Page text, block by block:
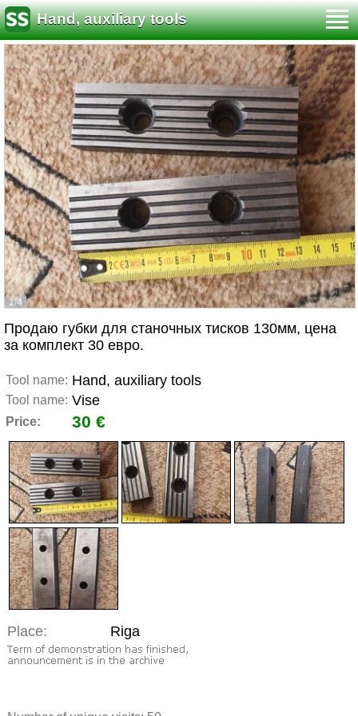
Hand, auxiliary tools
1/4
Продаю губки для станочных тисков 130мм, цена
за комплект 30 евро.
Tool name: Hand, auxiliary tools
Tool name: Vise
Price: 30 €
Place: Riga